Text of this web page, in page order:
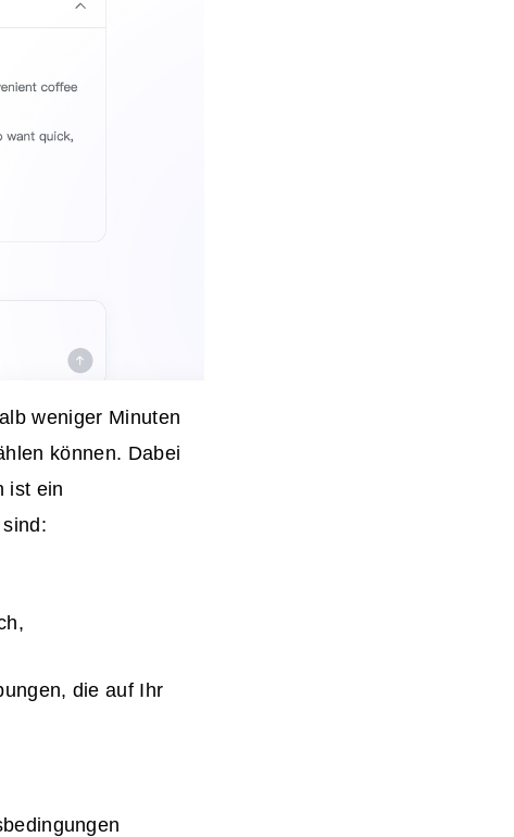
weniger Minuten
können. Dabei
ist ein
die auf Ihr